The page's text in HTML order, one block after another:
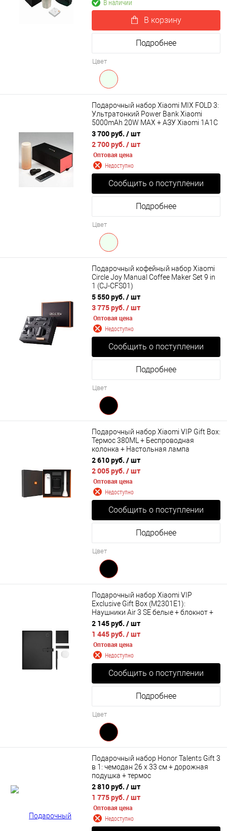
В наличии
В корзину
Подробнее
Цвет
Подарочный набор Xiaomi MIX FOLD 3:
Ультратонкий Power Bank Xiaomi
5000mAh 20W MAX + АЗУ Xiaomi 1A1C
100W + термос Mi Pocket Edition
3 700 руб. / шт
2 700 руб. / шт
Оптовая цена
Недоступно
Сообщить о поступлении
Подробнее
Цвет
Подарочный кофейный набор Xiaomi
Circle Joy Manual Coffee Maker Set 9 in
1 (CJ-CFS01)
5 550 руб. / шт
3 775 руб. / шт
Оптовая цена
Недоступно
Сообщить о поступлении
Подробнее
Цвет
Подарочный набор Xiaomi VIP Gift Box:
Термос 380ML + Беспроводная
колонка + Настольная лампа
2 610 руб. / шт
2 005 руб. / шт
Оптовая цена
Недоступно
Сообщить о поступлении
Подробнее
Цвет
Подарочный набор Xiaomi VIP
Exclusive Gift Box (M2301E1):
Наушники Air 3 SE белые + блокнот +
ручка
2 145 руб. / шт
1 445 руб. / шт
Оптовая цена
Недоступно
Сообщить о поступлении
Подробнее
Цвет
Подарочный набор Honor Talents Gift 3
в 1: чемодан 26 х 33 см + дорожная
подушка + термос
2 810 руб. / шт
1 775 руб. / шт
Оптовая цена
Недоступно